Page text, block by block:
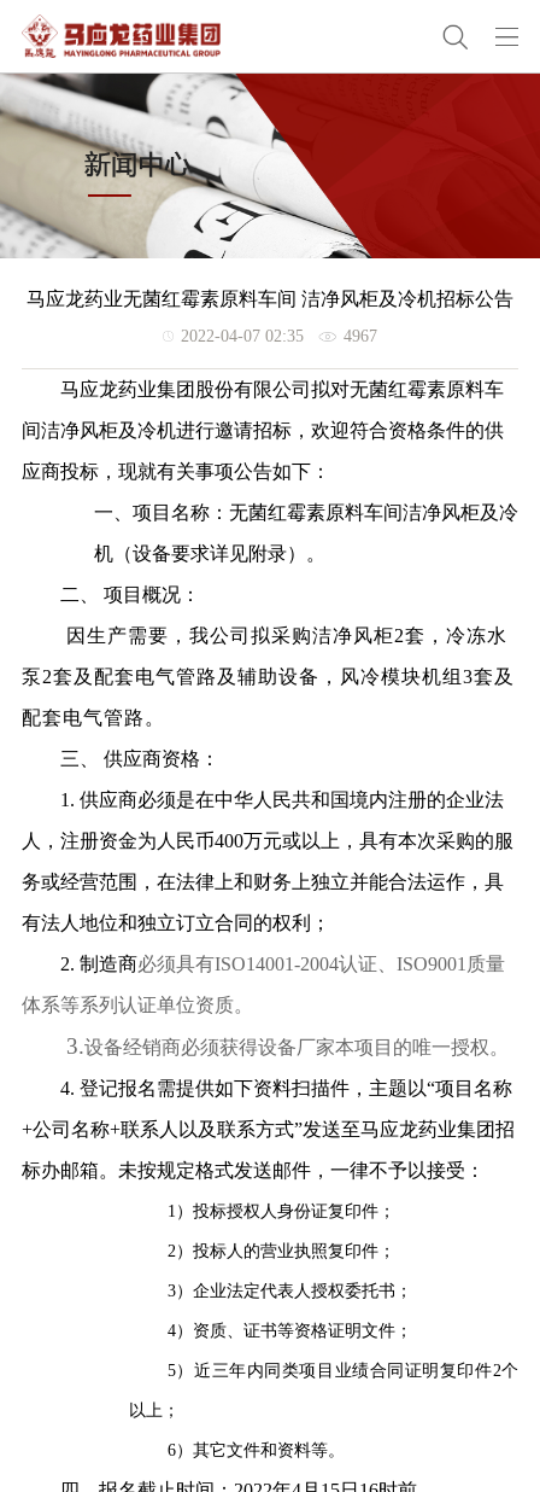
马应龙药业无菌红霉素原料车间 洁净风柜及冷机招标公告
2022-04-07 02:35 4967
马应龙药业集团股份有限公司拟对无菌红霉素原料车
间洁净风柜及冷机进行邀请招标，欢迎符合资格条件的供
应商投标， 现就有关事项公告如下：
一、 项目名称：无菌红霉素原料车间洁净风柜及冷
机（设备要求详见附录）。
二、 项目概况：
因生产需要，我公司拟采购洁净风柜2套，冷冻水
泵2套及配套电气管路及辅助设备，风冷模块机组 3套及
配套电气管路。
三、 供应商资格：
1. 供应商必须是在中华人民共和国境内注册的企业法
人，注册资金为人民币400万元或以上，具有本次采购的服
务或经营范围，在法律上和财务上独立并能合法运作，具
有法人地位和独立订立合同的权利；
2. 制造商必须具有ISO14001-2004认证、 ISO9001 质量
体系等系列认证单位资质。
3.设备经销商必须获得设备厂家本项目的唯一授权。
4. 登记报名需提供如下资料扫描件，主题以“项目名称
+公司名称+联系人以及联系方式”发送至马应龙药业集团招
标办邮箱。未按规定格式发送邮件，一律不予以接受：
1）投标授权人身份证复印件；
2）投标人的营业执照复印件；
3）企业法定代表人授权委托书；
4）资质、证书等资格证明文件；
5）近三年内同类项目业绩合同证明复印件2个
以上；
6）其它文件和资料等。